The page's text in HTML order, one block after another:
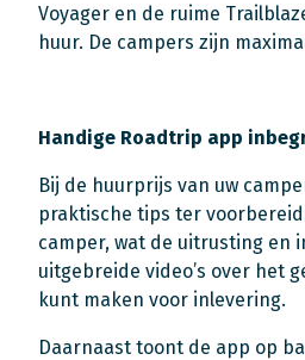
Voyager en de ruime
huur. De campers zijn
Handige Roadtrip app
Bij de huurprijs van uw
praktische tips ter
camper, wat de uitrusting en
uitgebreide video’s over het
kunt maken voor inlevering.
Daarnaast toont de app op